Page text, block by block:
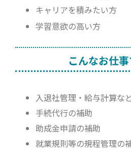
キャリアを積みたい方
学習意欲の高い方
こんなお仕事
入退社管理・給与計算な
手続代行の補助
助成金申請の補助
就業規則等の規程管理の